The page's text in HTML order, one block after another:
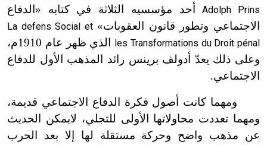
Adolph Prinsأحد مؤسسيه الثلاثة في كتابه «الدفاع
الاجتماعي وتطور قانون العقوبات»La defens Social et
les Transformations du Droit pénal
الذي ظهر عام 1910م،
وعلى ذلك يعدّ أدولف برينس رائد المذهب الأول للدفاع
الاجتماعي.
ومهما كانت أصول فكرة الدفاع الاجتماعي قديمة،
ومهما تعددت محاولاتها الأولى للتجلي، لايمكن الحديث
عن مذهب واضح وحركة مستقلة لها إلا بعد الحرب